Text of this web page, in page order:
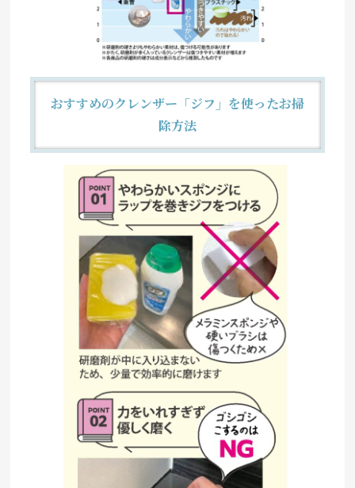
おすすめのクレンザー「ジフ」を使ったお掃
除方法